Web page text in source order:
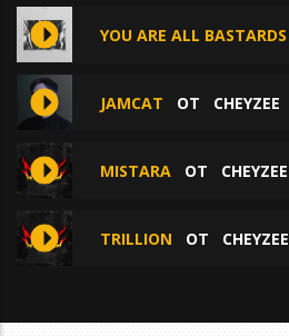
YOU ARE ALL BASTARDS
JAMCAT ОТ CHEYZEE
MISTARA ОТ CHEYZEE
TRILLION ОТ CHEYZEE